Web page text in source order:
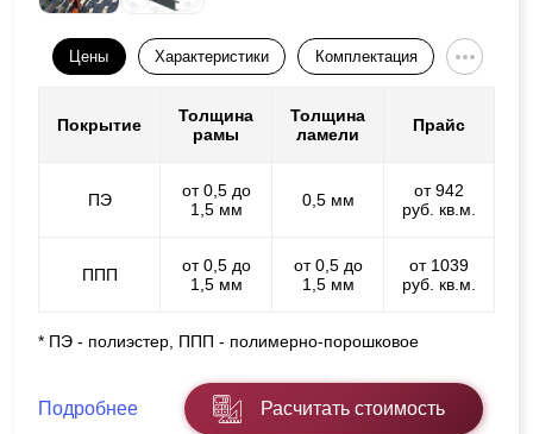
Цены Характеристики Комплектация
Покрытие
Толщина
рамы
Толщина
ламели
Прайс
ПЭ
от 0,5 до
1,5 мм
0,5 мм
от 942
руб. кв.м.
ППП
от 0,5 до
1,5 мм
от 0,5 до
1,5 мм
от 1039
руб. кв.м.
* ПЭ - полиэстер, ППП - полимерно-порошковое
Подробнее Расчитать стоимость